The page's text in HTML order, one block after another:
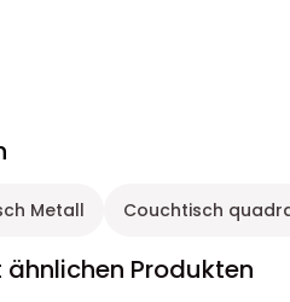
Metall Couchtisch
Produkten